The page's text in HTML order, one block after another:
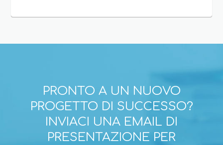
PRONTO A UN NUOVO
PROGETTO DI SUCCESSO?
INVIACI UNA EMAIL DI
PRESENTAZIONE PER